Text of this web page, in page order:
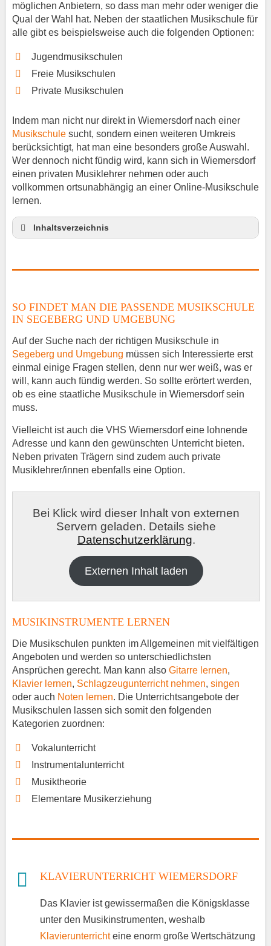
möglichen Anbietern, so dass man mehr oder weniger die
Qual der Wahl hat. Neben der staatlichen Musikschule für
alle gibt es beispielsweise auch die folgenden Optionen:
Jugendmusikschulen
Freie Musikschulen
Private Musikschulen
Indem man nicht nur direkt in Wiemersdorf nach einer
Musikschule sucht, sondern einen weiteren Umkreis
berücksichtigt, hat man eine besonders große Auswahl.
Wer dennoch nicht fündig wird, kann sich in Wiemersdorf
einen privaten Musiklehrer nehmen oder auch
vollkommen ortsunabhängig an einer Online-Musikschule
lernen.
Inhaltsverzeichnis
Gitarrenunterricht Wiemersdorf
Musiklehrer Stellenangebote – Wiemersdorf
SO FINDET MAN DIE PASSENDE MUSIKSCHULE
IN SEGEBERG UND UMGEBUNG
Auf der Suche nach der richtigen Musikschule in
Segeberg und Umgebung müssen sich Interessierte erst
einmal einige Fragen stellen, denn nur wer weiß, was er
will, kann auch fündig werden. So sollte erörtert werden,
ob es eine staatliche Musikschule in Wiemersdorf sein
muss.
Vielleicht ist auch die VHS Wiemersdorf eine lohnende
Adresse und kann den gewünschten Unterricht bieten.
Neben privaten Trägern sind zudem auch private
Musiklehrer/innen ebenfalls eine Option.
Bei Klick wird dieser Inhalt von externen
Servern geladen. Details siehe
Datenschutzerklärung.
Externen Inhalt laden
MUSIKINSTRUMENTE LERNEN
Die Musikschulen punkten im Allgemeinen mit vielfältigen
Angeboten und werden so unterschiedlichsten
Ansprüchen gerecht. Man kann also Gitarre lernen,
Klavier lernen, Schlagzeugunterricht nehmen, singen
oder auch Noten lernen. Die Unterrichtsangebote der
Musikschulen lassen sich somit den folgenden
Kategorien zuordnen:
Vokalunterricht
Instrumentalunterricht
Musiktheorie
Elementare Musikerziehung
KLAVIERUNTERRICHT WIEMERSDORF
Das Klavier ist gewissermaßen die Königsklasse
unter den Musikinstrumenten, weshalb
Klavierunterrichteine enorm große Wertschätzung